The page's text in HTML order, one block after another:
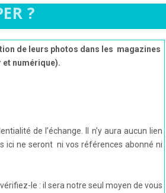
?
de leurs photos dans les magazines
numérique).
de l’échange. Il n’y aura aucun lien
ici ne seront ni vos références abonné ni
le : il sera notre seul moyen de vous